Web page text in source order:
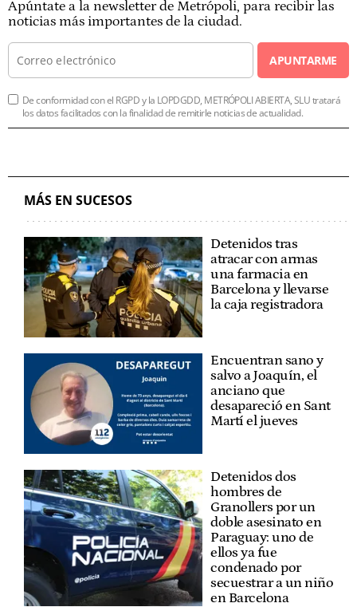
Apúntate a la newsletter de Metrópoli, para recibir las
noticias más importantes de la ciudad.
APUNTARME
De conformidad con el RGPD y la LOPDGDD, METRÓPOLI ABIERTA, SLU tratará
los datos facilitados con la finalidad de remitirle noticias de actualidad.
MÁS EN SUCESOS
Detenidos tras
atracar con armas
una farmacia en
Barcelona y llevarse
la caja registradora
Encuentran sano y
salvo a Joaquín, el
anciano que
desapareció en Sant
Martí el jueves
Detenidos dos
hombres de
Granollers por un
doble asesinato en
Paraguay: uno de
ellos ya fue
condenado por
secuestrar a un niño
en Barcelona